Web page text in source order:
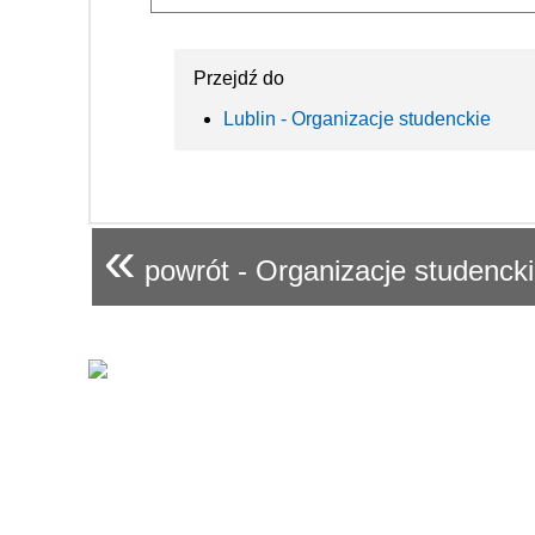
Przejdź do
Lublin - Organizacje studenckie
« powrót - Organizacje